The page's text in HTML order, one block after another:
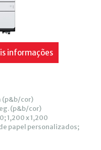
informações
(p&b/cor)
(p&b/cor)
1,200 x 1,200
papel personalizados;